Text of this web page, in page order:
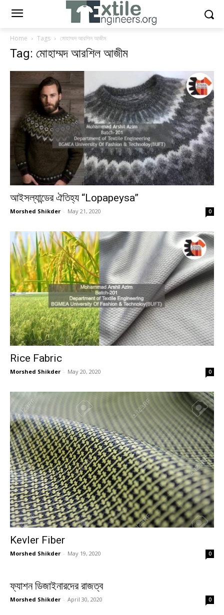
Home Tags মোহাম্মদ আরশিল আজীম
Tag: মোহাম্মদ আরশিল আজীম
আইসল্যান্ডের ঐতিহ্য “Lopapeysa”
Morshed Shikder - May 21, 2020 0
Rice Fabric
Morshed Shikder - May 20, 2020 0
Kevler Fiber
Morshed Shikder - May 19, 2020 0
ফ্যাশন ডিজাইনারদের রাজত্ব
Morshed Shikder - April 30, 2020 0